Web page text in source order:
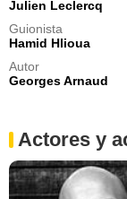
Julien Leclercq
Guionista
Hamid Hlioua
Autor
Georges Arnaud
Actores y